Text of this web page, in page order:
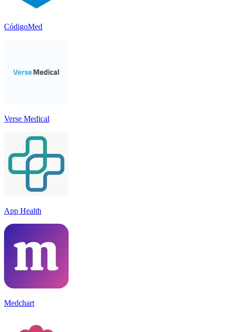
CódigoMed
Verse Medical
App Health
Medchart